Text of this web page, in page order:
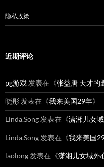
隐私政策
近期评论
pg游戏 发表在《张益唐 天才的
晓彤 发表在《我来美国29年》
Linda.Song 发表在《潇湘儿女
Linda.Song 发表在《我来美国
laolong 发表在《潇湘儿女域外